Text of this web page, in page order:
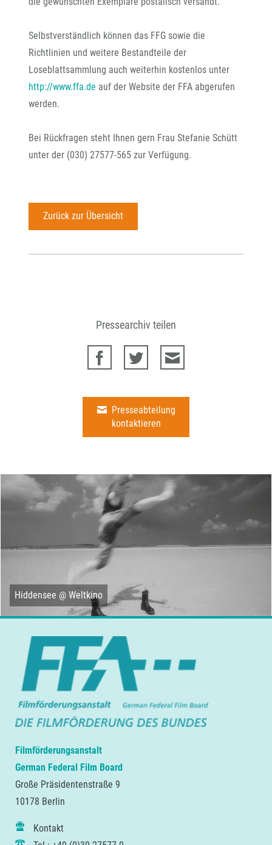
Selbstverständlich können das FFG sowie die
Richtlinien und weitere Bestandteile der
Loseblattsammlung auch weiterhin kostenlos unter
http://www.ffa.de auf der Website der FFA abgerufen
werden.
Bei Rückfragen steht Ihnen gern Frau Stefanie Schütt
unter der (030) 27577-565 zur Verfügung.
Zurück zur Übersicht
Pressearchiv teilen
Presseabteilung
kontaktieren
Hiddensee @ Weltkino
Filmförderungsanstalt
German Federal Film Board
Große Präsidentenstraße 9
10178 Berlin
Kontakt